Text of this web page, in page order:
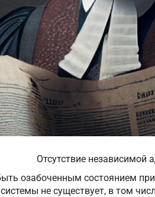
Отсутствие независимой
озабоченным состоянием
не существует, в том